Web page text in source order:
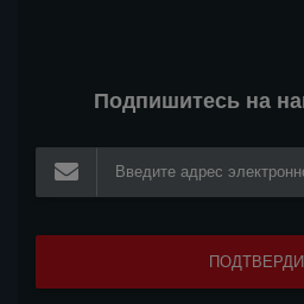
Подпишитесь на